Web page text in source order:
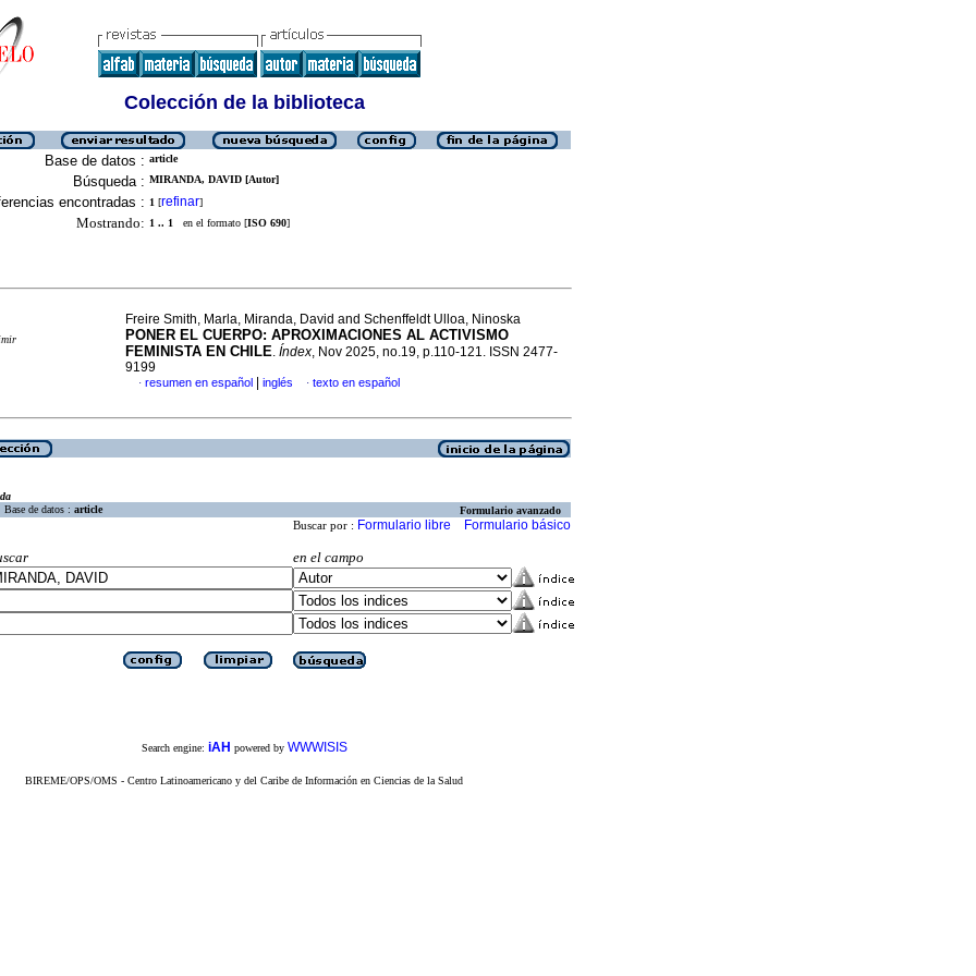
Colección de la biblioteca
Base de datos : article
Búsqueda : MIRANDA, DAVID [Autor]
encontradas : 1 [refinar]
Mostrando: 1 .. 1 en el formato [ISO 690]
Freire Smith, Marla, Miranda, David and Schenffeldt Ulloa, Ninoska
PONER EL CUERPO: APROXIMACIONES AL ACTIVISMO
FEMINISTA EN CHILE. Índex, Nov 2025, no.19, p.110-121. ISSN 2477-
9199
· resumen en español inglés · texto en español
Base de datos : article Formulario avanzado
Buscar por : Formulario libre Formulario básico
en el campo
Search engine: iAH powered by WWWISIS
BIREME/OPS/OMS - Centro Latinoamericano y del Caribe de Información en Ciencias de la Salud